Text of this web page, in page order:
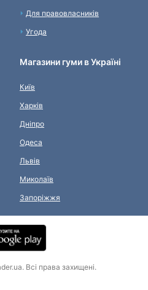
Для правовласників
Угода
Магазини гуми в Україні
Київ
Харків
Дніпро
Одеса
Львів
Миколаїв
Запоріжжя
Всі права захищені.